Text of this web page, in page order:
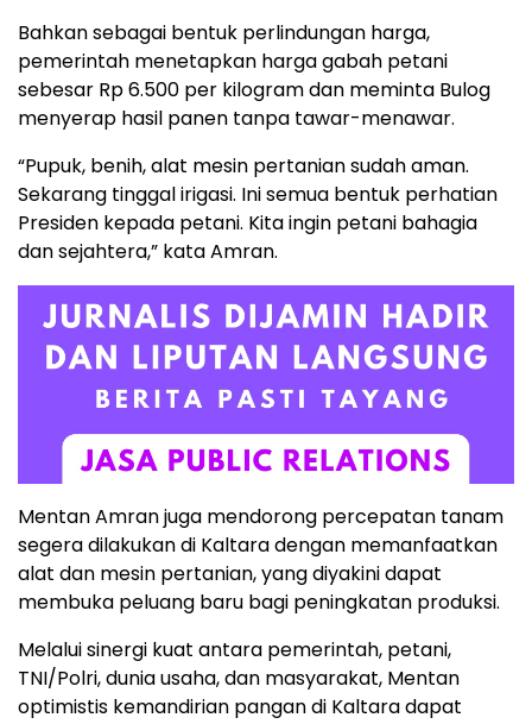
Bahkan sebagai bentuk perlindungan harga,
pemerintah menetapkan harga gabah petani
sebesar Rp 6.500 per kilogram dan meminta Bulog
menyerap hasil panen tanpa tawar-menawar.
“Pupuk, benih, alat mesin pertanian sudah aman.
Sekarang tinggal irigasi. Ini semua bentuk perhatian
Presiden kepada petani. Kita ingin petani bahagia
dan sejahtera,” kata Amran.
Mentan Amran juga mendorong percepatan tanam
segera dilakukan di Kaltara dengan memanfaatkan
alat dan mesin pertanian, yang diyakini dapat
membuka peluang baru bagi peningkatan produksi.
Melalui sinergi kuat antara pemerintah, petani,
TNI/Polri, dunia usaha, dan masyarakat, Mentan
optimistis kemandirian pangan di Kaltara dapat